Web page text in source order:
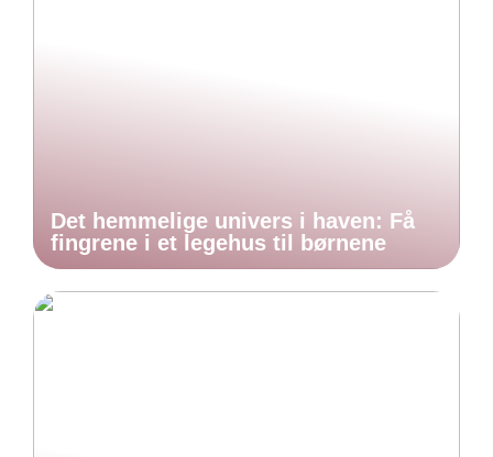
Det hemmelige univers i haven: Få
fingrene i et legehus til børnene